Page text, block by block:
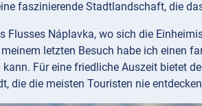
faszinierende Stadtlandschaft, die
Flusses Náplavka, wo sich die
letzten Besuch habe ich einen
Für eine friedliche Auszeit bietet
die die meisten Touristen nie